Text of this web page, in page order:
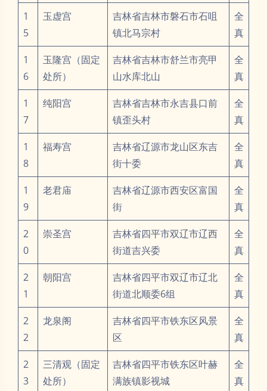
1
5
玉虚宫
吉林省吉林市磐石市石咀
镇北马宗村
全
真
1
6
玉隆宫（固定
处所）
吉林省吉林市舒兰市亮甲
山水库北山
全
真
1
7
纯阳宫
吉林省吉林市永吉县口前
镇歪头村
全
真
1
8
福寿宫
吉林省辽源市龙山区东吉
街十委
全
真
1
9
老君庙
吉林省辽源市西安区富国
街
全
真
2
0
崇圣宫
吉林省四平市双辽市辽西
街道吉兴委
全
真
2
1
朝阳宫
吉林省四平市双辽市辽北
街道北顺委6组
全
真
2
2
龙泉阁
吉林省四平市铁东区风景
区
全
真
2
3
三清观（固定
处所）
吉林省四平市铁东区叶赫
满族镇影视城
全
真